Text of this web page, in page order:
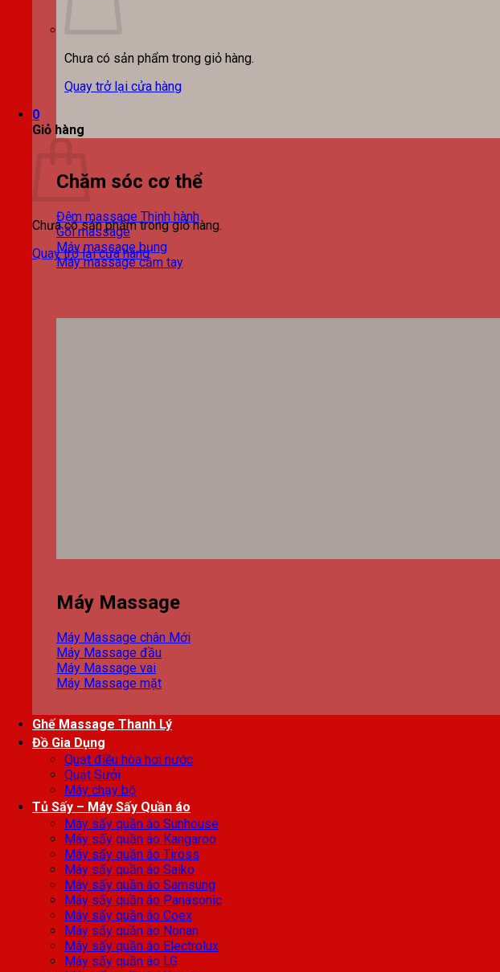
Chưa có sản phẩm trong giỏ hàng.
Quay trở lại cửa hàng
0
Giỏ hàng
Chưa có sản phẩm trong giỏ hàng.
Quay trở lại cửa hàng
Chăm sóc cơ thể
Đệm massage
Gối massage
Máy massage bụng
Máy massage cầm tay
Máy Massage
Máy Massage chân
Máy Massage đầu
Máy Massage vai
Máy Massage mặt
Ghế Massage Thanh Lý
Đồ Gia Dụng
Quạt điều hòa hơi nước
Quạt Sưởi
Máy chạy bộ
Tủ Sấy – Máy Sấy Quần áo
Máy sấy quần áo Sunhouse
Máy sấy quần áo Kangaroo
Máy sấy quần áo Tiross
Máy sấy quần áo Saiko
Máy sấy quần áo Samsung
Máy sấy quần áo Panasonic
Máy sấy quần áo Coex
Máy sấy quần áo Nonan
Máy sấy quần áo Electrolux
Máy sấy quần áo LG